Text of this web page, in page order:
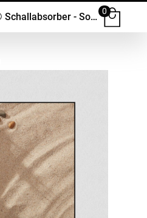
Akustikbild Basotect® Schallabsorber - Sommerstrand mit Steinen, Kakteen und Kies. in vielen Grössen
0